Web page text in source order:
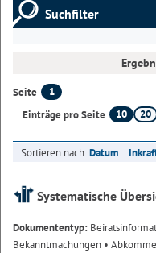
Suchfilter
Seite
1
Einträge pro Seite
10 20
Sortieren nach:Datum
Systematische
Dokumententyp:
Bekanntmachungen •